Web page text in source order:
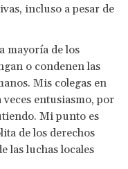
incluso a pesar de
mayoría de los
o condenen las
Mis colegas en
entusiasmo, por
Mi punto es
de los derechos
las luchas locales